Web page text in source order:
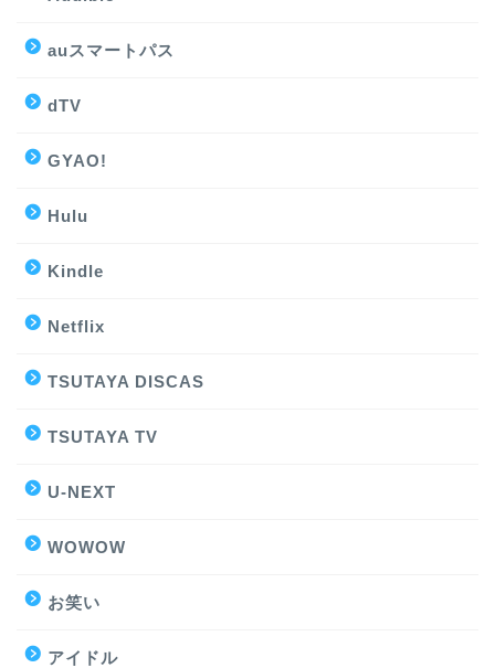
auスマートパス
dTV
GYAO!
Hulu
Kindle
Netflix
TSUTAYA DISCAS
TSUTAYA TV
U-NEXT
WOWOW
お笑い
アイドル